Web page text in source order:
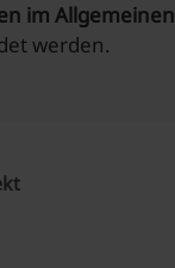
im Allgemeinen
werden.